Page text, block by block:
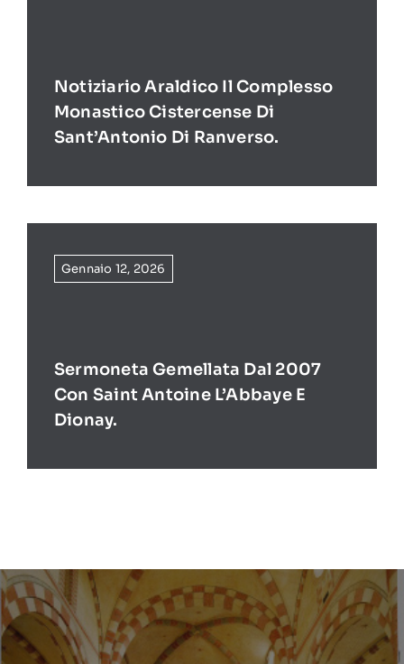
Notiziario Araldico Il Complesso
Monastico Cistercense Di
Sant’Antonio Di Ranverso.
Gennaio 12, 2026
Sermoneta Gemellata Dal 2007
Con Saint Antoine L’Abbaye E
Dionay.